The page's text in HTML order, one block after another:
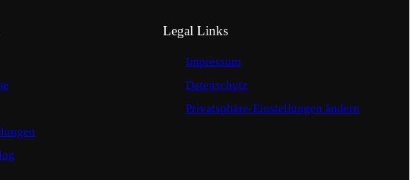
Legal Links
Impressum
Datenschutz
Privatsphäre-Einstellungen ändern